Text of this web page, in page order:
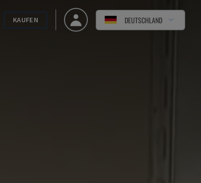
KAUFEN DEUTSCHLAND